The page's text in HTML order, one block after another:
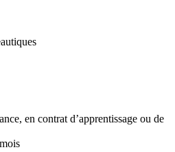
en contrat d’apprentissage ou de